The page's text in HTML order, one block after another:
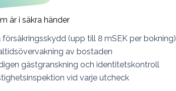
är i säkra händer
försäkringsskydd (upp till 8 mSEK per bokning)
av bostaden
gästgranskning och identitetskontroll
vid varje utcheck